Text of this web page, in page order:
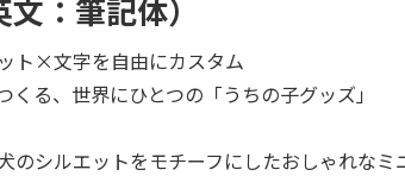
：筆記体）
ト×文字を自由にカスタム
くる、世界にひとつの「うちの子グッズ」
のシルエットをモチーフにしたおしゃれなミ